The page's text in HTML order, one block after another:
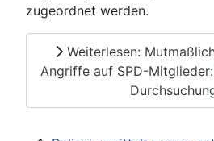
zugeordnet werden.
Weiterlesen:
Angriffe auf SPD-